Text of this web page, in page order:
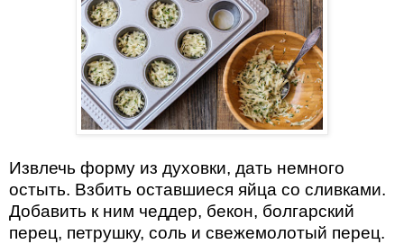
Извлечь форму из духовки, дать немного
остыть. Взбить оставшиеся яйца со сливками.
Добавить к ним чеддер, бекон, болгарский
перец, петрушку, соль и свежемолотый перец.